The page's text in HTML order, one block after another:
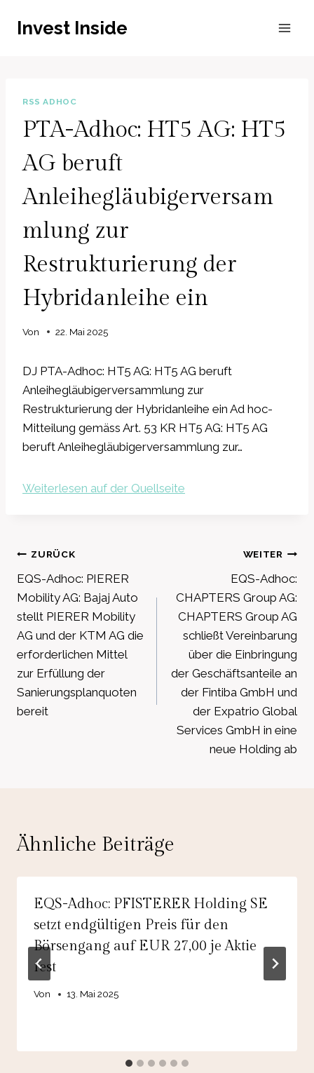
InhaltInvest Inside
RSS ADHOC
PTA-Adhoc: HT5 AG: HT5
AG beruft
Anleihegläubigerversam
mlung zur
Restrukturierung der
Hybridanleihe ein
Von 22. Mai 2025
DJ PTA-Adhoc: HT5 AG: HT5 AG beruft
Anleihegläubigerversammlung zur
Restrukturierung der Hybridanleihe ein Ad hoc-
Mitteilung gemäss Art. 53 KR HT5 AG: HT5 AG
beruft Anleihegläubigerversammlung zur…
Weiterlesen auf der Quellseite
Beitragsnavigation
ZURÜCK
EQS-Adhoc: PIERER
Mobility AG: Bajaj Auto
stellt PIERER Mobility
AG und der KTM AG die
erforderlichen Mittel
zur Erfüllung der
Sanierungsplanquoten
bereit
WEITER
EQS-Adhoc:
CHAPTERS Group AG:
CHAPTERS Group AG
schließt Vereinbarung
über die Einbringung
der Geschäftsanteile an
der Fintiba GmbH und
der Expatrio Global
Services GmbH in eine
neue Holding ab
Ähnliche Beiträge
EQS-Adhoc: PFISTERER Holding SE
setzt endgültigen Preis für den
Börsengang auf EUR 27,00 je Aktie
fest
Von 13. Mai 2025